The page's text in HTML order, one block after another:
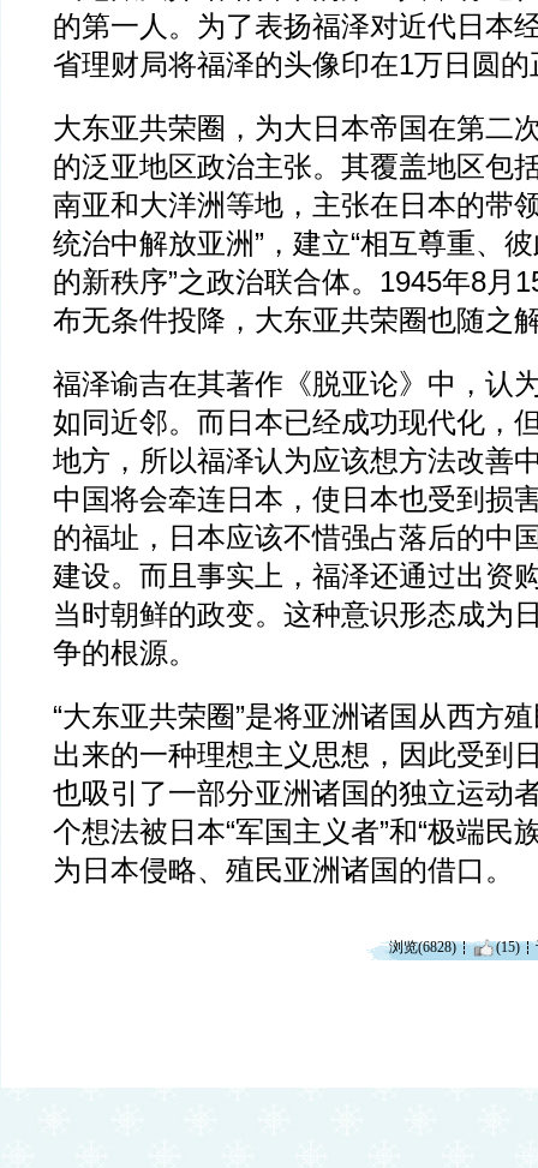
的第一人。为了表扬福泽对近代日本
省理财局将福泽的头像印在1万日圆的
大东亚共荣圈，为大日本帝国在第二
的泛亚地区政治主张。其覆盖地区包
南亚和大洋洲等地，主张在日本的带
统治中解放亚洲”，建立“相互尊重、
的新秩序”之政治联合体。1945年8月
布无条件投降，大东亚共荣圈也随之
福泽谕吉在其著作《脱亚论》中，认
如同近邻。而日本已经成功现代化，
地方，所以福泽认为应该想方法改善
中国将会牵连日本，使日本也受到损
的福址，日本应该不惜强占落后的中
建设。而且事实上，福泽还通过出资
当时朝鲜的政变。这种意识形态成为
争的根源。
“大东亚共荣圈”是将亚洲诸国从西方
出来的一种理想主义思想，因此受到
也吸引了一部分亚洲诸国的独立运动
个想法被日本“军国主义者”和“极端民
为日本侵略、殖民亚洲诸国的借口。
浏览(6828) (15)